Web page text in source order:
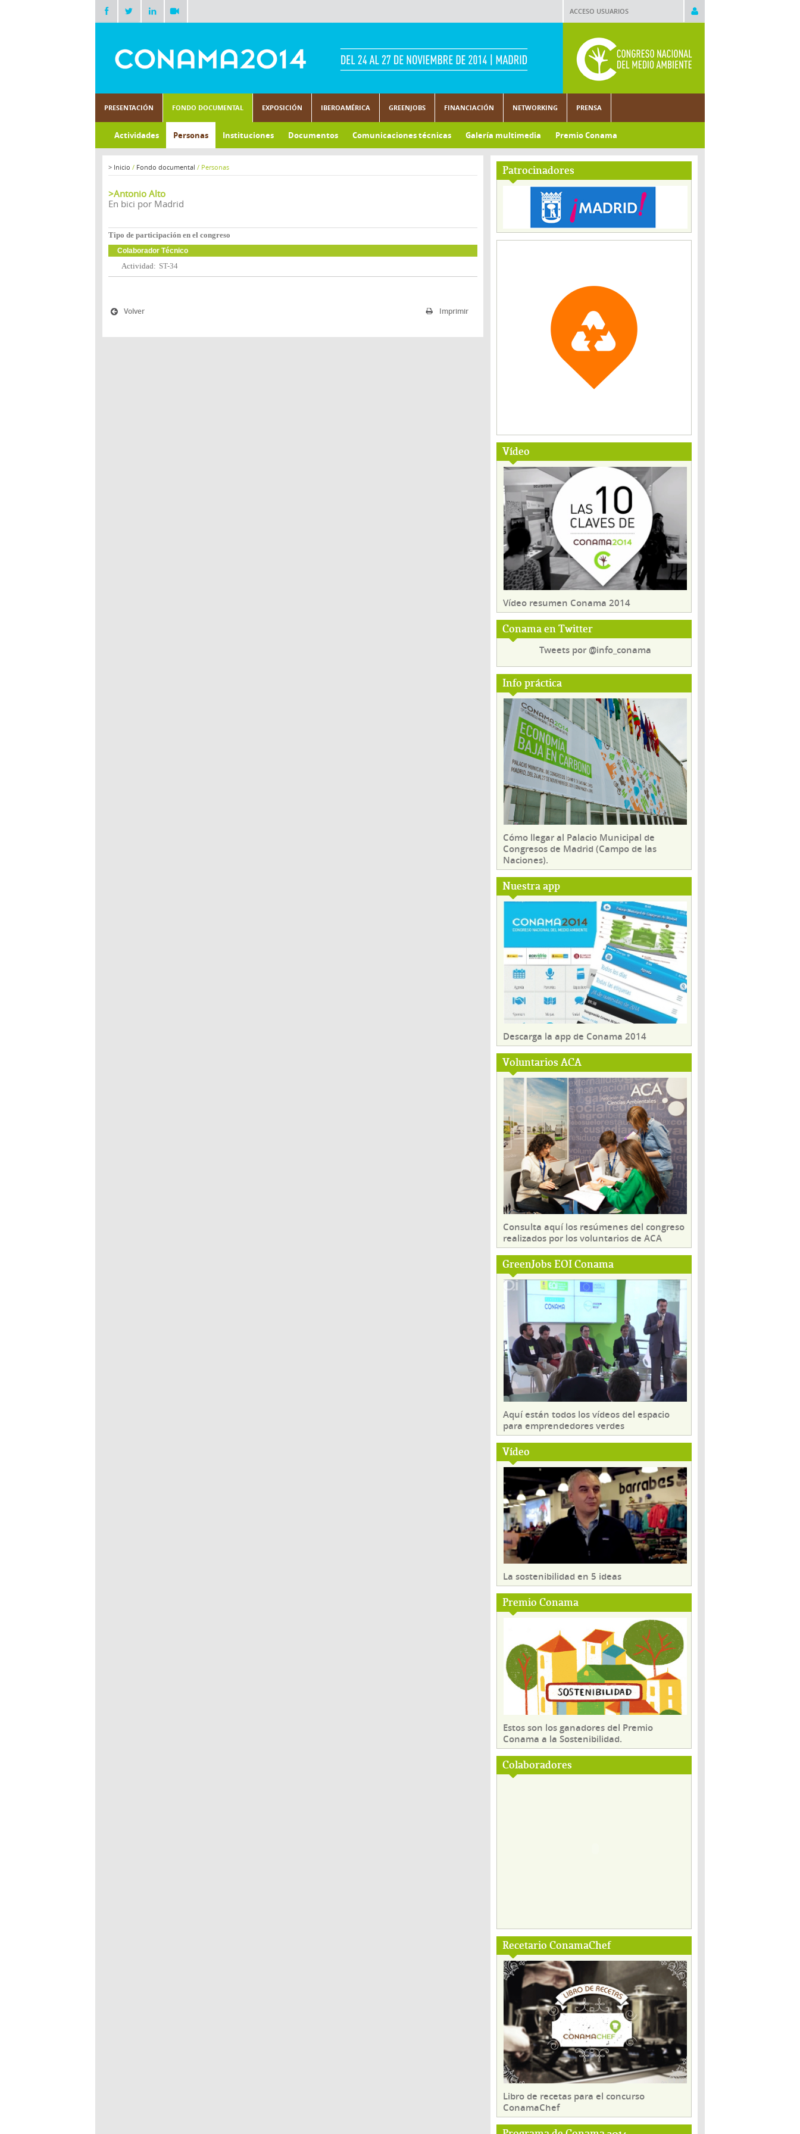
ACCESO USUARIOS
PRESENTACIÓN FONDO DOCUMENTAL EXPOSICIÓN IBEROAMÉRICA GREENJOBS FINANCIACIÓN NETWORKING PRENSA
Actividades Personas Instituciones Documentos Comunicaciones técnicas Galería multimedia Premio Conama
Patrocinadores
Vídeo
Vídeo resumen Conama 2014
Conama en Twitter
Tweets por @info_conama
Info práctica
Cómo llegar al Palacio Municipal de
Congresos de Madrid (Campo de las
Naciones).
Nuestra app
Descarga la app de Conama 2014
Voluntarios ACA
Consulta aquí los resúmenes del congreso
realizados por los voluntarios de ACA
GreenJobs EOI Conama
Aquí están todos los vídeos del espacio
para emprendedores verdes
Vídeo
La sostenibilidad en 5 ideas
Premio Conama
Estos son los ganadores del Premio
Conama a la Sostenibilidad.
Colaboradores
Recetario ConamaChef
Libro de recetas para el concurso
ConamaChef
> Inicio / Fondo documental / Personas
>Antonio Alto
En bici por Madrid
Tipo de participación en el congreso
Colaborador Técnico
Actividad: ST-34
Imprimir
Volver